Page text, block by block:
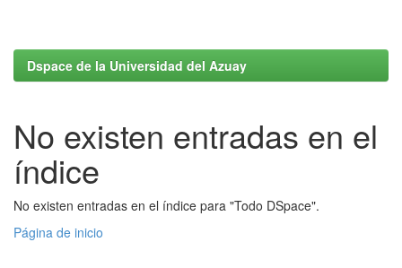
Dspace de la Universidad del Azuay
No existen entradas en el
índice
No existen entradas en el índice para "Todo DSpace".
Página de inicio